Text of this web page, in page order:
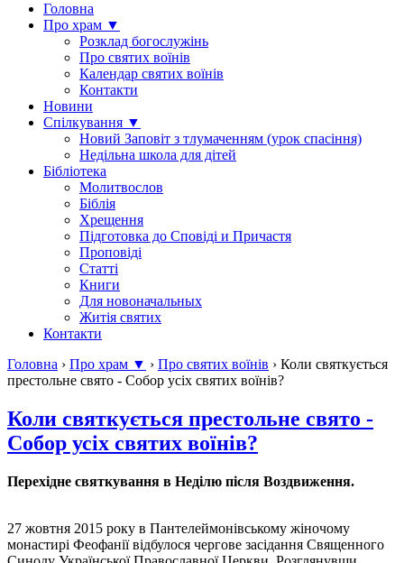
Головна
Про храм ▼
Розклад богослужінь
Про святих воїнів
Календар святих воїнів
Контакти
Новини
Спілкування ▼
Новий Заповіт з тлумаченням (урок спасіння)
Недільна школа для дітей
Бібліотека
Молитвослов
Біблія
Хрещення
Підготовка до Сповіді и Причастя
Проповіді
Статті
Книги
Для новоначальных
Житія святих
Контакти
Головна › Про храм ▼ › Про святих воїнів › Коли святкується
престольне свято - Собор усіх святих воїнів?
Коли святкується престольне свято -
Собор усіх святих воїнів?
Перехідне святкування в Неділю після Воздвиження.
27 жовтня 2015 року в Пантелеймонівському жіночому
монастирі Феофанії відбулося чергове засідання Священного